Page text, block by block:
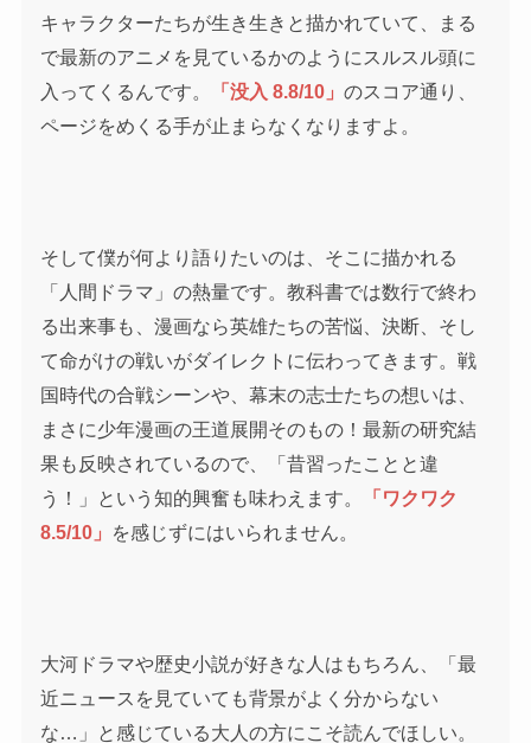
キャラクターたちが生き生きと描かれていて、まる
で最新のアニメを見ているかのようにスルスル頭に
入ってくるんです。
「没入 8.8/10」のスコア通り、
ページをめくる手が止まらなくなりますよ。
そして僕が何より語りたいのは、そこに描かれる
「人間ドラマ」の熱量です。教科書では数行で終わ
る出来事も、漫画なら英雄たちの苦悩、決断、そし
て命がけの戦いがダイレクトに伝わってきます。戦
国時代の合戦シーンや、幕末の志士たちの想いは、
まさに少年漫画の王道展開そのもの！最新の研究結
果も反映されているので、「昔習ったことと違
う！」という知的興奮も味わえます。
「ワクワク
8.5/10」
を感じずにはいられません。
大河ドラマや歴史小説が好きな人はもちろん、「最
近ニュースを見ていても背景がよく分からない
な…」と感じている大人の方にこそ読んでほしい。